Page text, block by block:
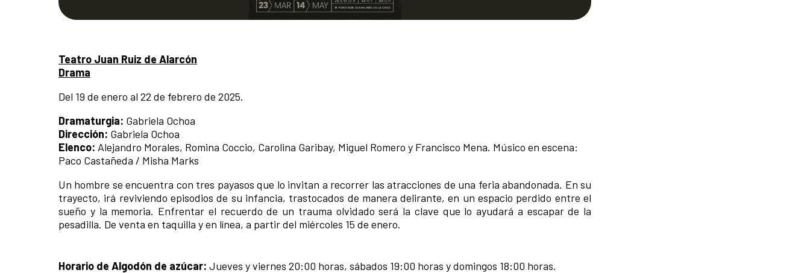
Teatro Juan Ruiz de Alarcón
Drama
Del 19 de enero al 22 de febrero de 2025.
Dramaturgia: Gabriela Ochoa
Dirección: Gabriela Ochoa
Elenco: Alejandro Morales, Romina Coccio, Carolina Garibay, Miguel Romero y Francisco Mena. Músico en escena:
Paco Castañeda / Misha Marks
Un hombre se encuentra con tres payasos que lo invitan a recorrer las atracciones de una feria abandonada. En su
trayecto, irá reviviendo episodios de su infancia, trastocados de manera delirante, en un espacio perdido entre el
sueño y la memoria. Enfrentar el recuerdo de un trauma olvidado será la clave que lo ayudará a escapar de la
pesadilla. De venta en taquilla y en línea, a partir del miércoles 15 de enero.
Horario de Algodón de azúcar: Jueves y viernes 20:00 horas, sábados 19:00 horas y domingos 18:00 horas.